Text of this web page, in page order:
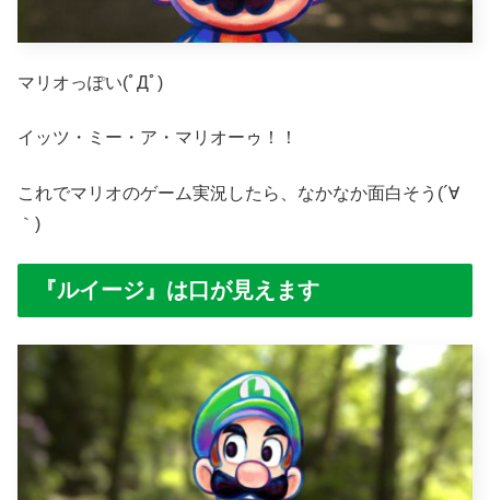
マリオっぽい(ﾟДﾟ)
イッツ・ミー・ア・マリオーゥ！！
これでマリオのゲーム実況したら、なかなか面白そう(´∀
｀)
『ルイージ』は口が見えます